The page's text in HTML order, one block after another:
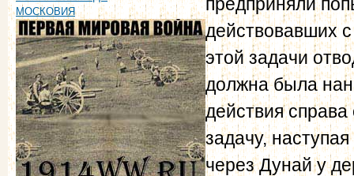
МОСКОВИЯ
действовавших
этой задачи
должна была
действия
задачу,
через Дунай у